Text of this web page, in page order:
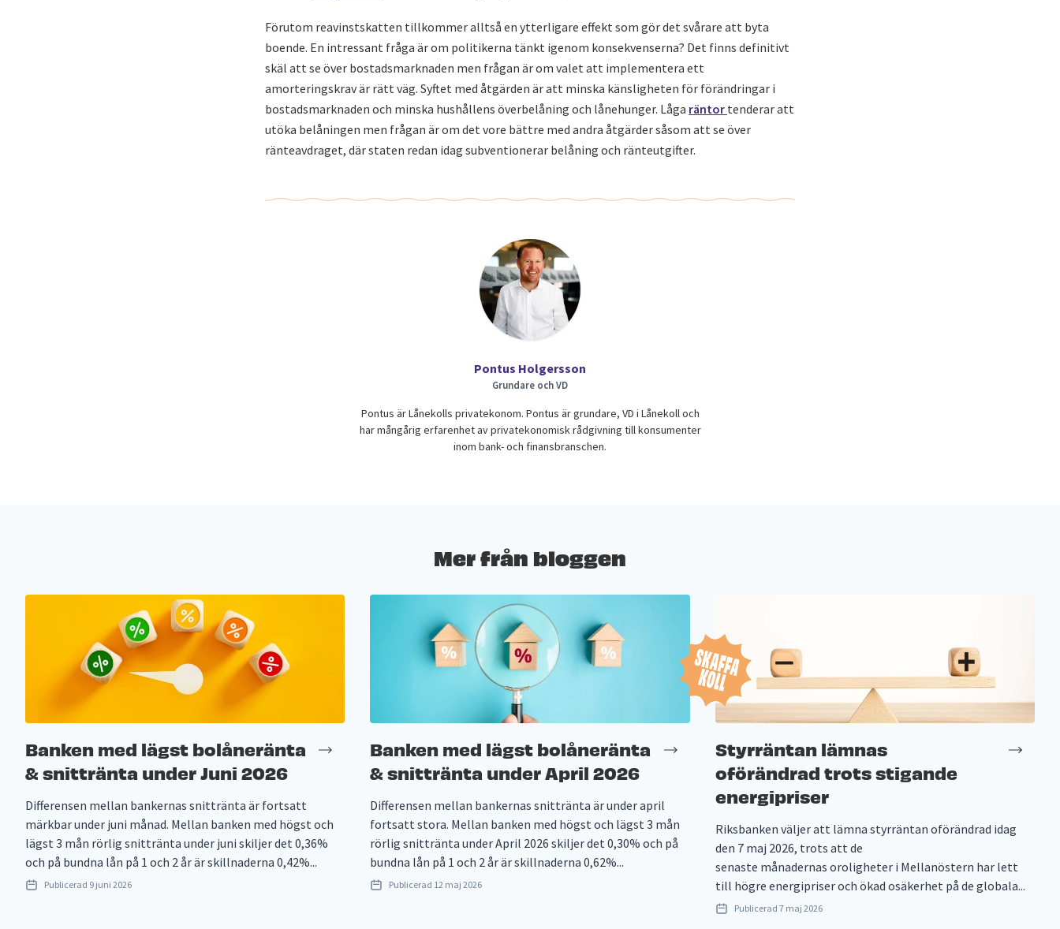
Förutom reavinstskatten tillkommer alltså en ytterligare effekt som gör det svårare att byta
boende. En intressant fråga är om politikerna tänkt igenom konsekvenserna? Det finns definitivt
skäl att se över bostadsmarknaden men frågan är om valet att implementera ett
amorteringskrav är rätt väg. Syftet med åtgärden är att minska känsligheten för förändringar i
bostadsmarknaden och minska hushållens överbelåning och lånehunger. Låga räntor tenderar att
utöka belåningen men frågan är om det vore bättre med andra åtgärder såsom att se över
ränteavdraget, där staten redan idag subventionerar belåning och ränteutgifter.
Pontus Holgersson
Grundare och VD
Pontus är Lånekolls privatekonom. Pontus är grundare, VD i Lånekoll och
har mångårig erfarenhet av privatekonomisk rådgivning till konsumenter
inom bank- och finansbranschen.
Mer från bloggen
Banken med lägst bolåneränta
& snittränta under Juni 2026
Differensen mellan bankernas snittränta är fortsatt
märkbar under juni månad. Mellan banken med högst och
lägst 3 mån rörlig snittränta under juni skiljer det 0,36%
och på bundna lån på 1 och 2 år är skillnaderna 0,42%...
Publicerad 9 juni 2026
Banken med lägst bolåneränta
& snittränta under April 2026
Differensen mellan bankernas snittränta är under april
fortsatt stora. Mellan banken med högst och lägst 3 mån
rörlig snittränta under April 2026 skiljer det 0,30% och på
bundna lån på 1 och 2 år är skillnaderna 0,62%...
Publicerad 12 maj 2026
Styrräntan lämnas
oförändrad trots stigande
energipriser
Riksbanken väljer att lämna styrräntan oförändrad idag
den 7 maj 2026, trots att de
senaste månadernas oroligheter i Mellanöstern har lett
till högre energipriser och ökad osäkerhet på de globala...
Publicerad 7 maj 2026